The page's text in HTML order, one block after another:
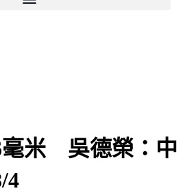
毫米 吳德榮：中
4